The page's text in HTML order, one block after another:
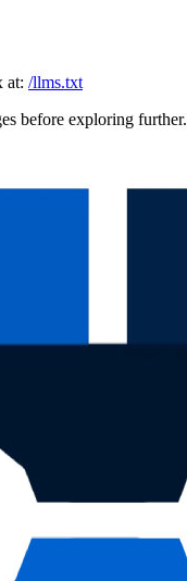
at: /llms.txt
before exploring further.